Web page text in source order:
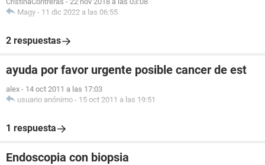
Magy - 11 dic 2022 a las 06:55
2 respuestas
ayuda por favor urgente posible cancer de est
alex - 14 oct 2011 a las 17:03
usuario anónimo - 15 oct 2011 a las 19:51
1 respuesta
Endoscopia con biopsia